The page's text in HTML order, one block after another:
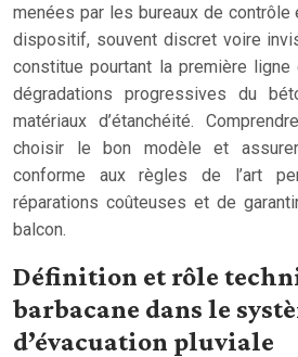
menées par les bureaux de contrôle
dispositif, souvent discret voire
constitue pourtant la première
dégradations progressives du
matériaux d’étanchéité.
choisir le bon modèle et
conforme aux règles de l’art
réparations coûteuses et de
balcon.
Définition et rôle
barbacane dans le
d’évacuation pluviale